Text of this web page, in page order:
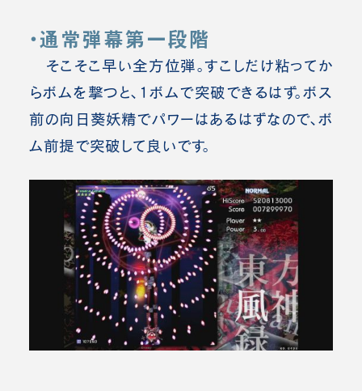
・通常弾幕第一段階
そこそこ早い全方位弾。すこ しだけ粘ってか
らボムを撃つと、1ボムで突破できるはず。ボス
前の向日葵妖精でパワーはあるはずなので、ボ
ム前提で突破して良いです。